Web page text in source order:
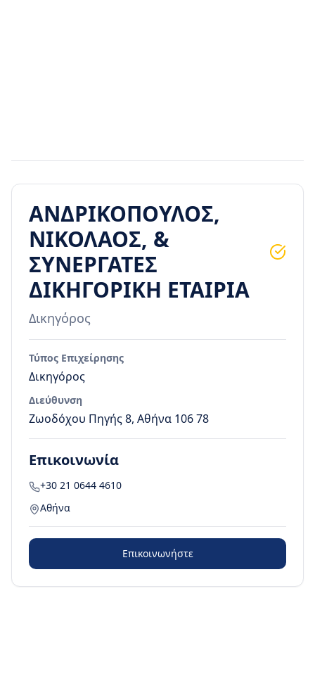
ΑΝΔΡΙΚΟΠΟΥΛΟΣ,
ΝΙΚΟΛΑΟΣ, &
ΣΥΝΕΡΓΑΤΕΣ
ΔΙΚΗΓΟΡΙΚΗ ΕΤΑΙΡΙΑ
Δικηγόρος
Τύπος Επιχείρησης
Δικηγόρος
Διεύθυνση
Ζωοδόχου Πηγής 8, Αθήνα 106 78
Επικοινωνία
+30 21 0644 4610
Αθήνα
Επικοινωνήστε